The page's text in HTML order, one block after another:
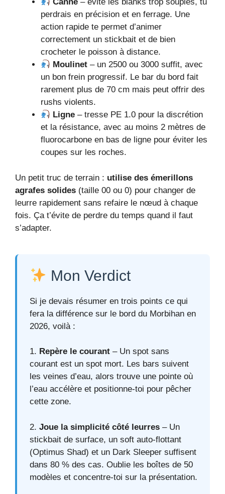
perdrais en précision et en ferrage. Une
action rapide te permet d’animer
correctement un stickbait et de bien
crocheter le poisson à distance.
Moulinet – un 2500 ou 3000 suffit, avec
un bon frein progressif. Le bar du bord fait
rarement plus de 70 cm mais peut offrir des
rushs violents.
Ligne – tresse PE 1.0 pour la discrétion
et la résistance, avec au moins 2 mètres de
fluorocarbone en bas de ligne pour éviter les
coupes sur les roches.
Un petit truc de terrain : utilise des émerillons
agrafes solides (taille 00 ou 0) pour changer de
leurre rapidement sans refaire le nœud à chaque
fois. Ça t’évite de perdre du temps quand il faut
s’adapter.
Mon Verdict
Si je devais résumer en trois points ce qui
fera la différence sur le bord du Morbihan en
2026, voilà :
1. Repère le courant – Un spot sans
courant est un spot mort. Les bars suivent
les veines d’eau, alors trouve une pointe où
l’eau accélère et positionne-toi pour pêcher
cette zone.
2. Joue la simplicité côté leurres – Un
stickbait de surface, un soft auto‑flottant
(Optimus Shad) et un Dark Sleeper suffisent
dans 80 % des cas. Oublie les boîtes de 50
modèles et concentre-toi sur la présentation.